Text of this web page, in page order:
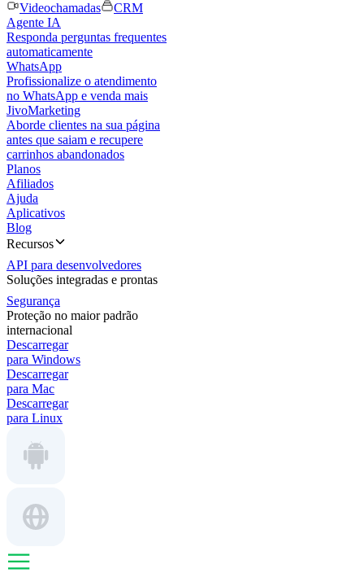
Videochamadas
CRM
Agente IA
Responda perguntas frequentes
automaticamente
WhatsApp
Profissionalize o atendimento
no WhatsApp e venda mais
JivoMarketing
Aborde clientes na sua página
antes que saiam e recupere
carrinhos abandonados
Planos
Afiliados
Ajuda
Aplicativos
Blog
Recursos
API para desenvolvedores
Soluções integradas e prontas
Segurança
Proteção no maior padrão
internacional
Descarregar
para Windows
Descarregar
para Mac
Descarregar
para Linux